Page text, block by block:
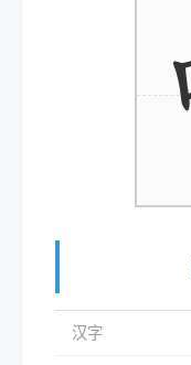
汉字